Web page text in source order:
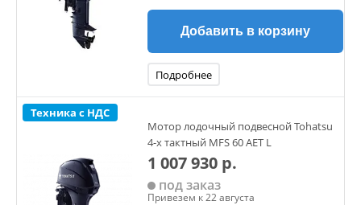
Добавить в корзину
Подробнее
Техника с НДС
Мотор лодочный подвесной Tohatsu
4-х тактный MFS 60 AET L
1 007 930 р.
под заказ
Привезем к 22 августа